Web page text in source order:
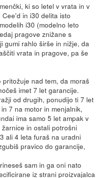
ki so letel v vrata in v
in i30 delita isto
i30 (modelno leto
pragove znižane s
gumi rahlo širše in nižje, da
vrata in pragove, pa še
nad tem, da moraš
imet 7 let garancije.
od drugih, ponudijo ti 7 let
7 na motor in menjalnik,
ima samo 5 let ampak v
in ostali potrošni
ali 4 leta furaš na uradni
pravico do garancije,
sam in ga oni nato
iz strani proizvajalca